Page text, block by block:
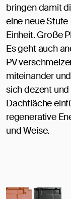
bringen damit
eine neue Stufe
Einheit. Große
Es geht auch
PV
miteinander
sich dezent
Dachfläche
regenerative
und Weise.